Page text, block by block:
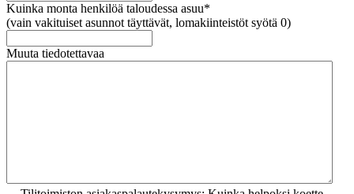
Kuinka monta henkilöä taloudessa asuu*
(vain vakituiset asunnot täyttävät, lomakiinteistöt syötä 0)
Muuta tiedotettavaa